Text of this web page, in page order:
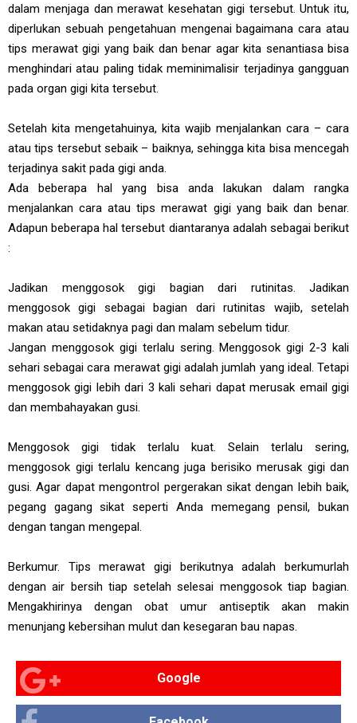
dalam menjaga dan merawat kesehatan gigi tersebut. Untuk itu,
diperlukan sebuah pengetahuan mengenai bagaimana cara atau
tips merawat gigi yang baik dan benar agar kita senantiasa bisa
menghindari atau paling tidak meminimalisir terjadinya gangguan
pada organ gigi kita tersebut.
Setelah kita mengetahuinya, kita wajib menjalankan cara – cara
atau tips tersebut sebaik – baiknya, sehingga kita bisa mencegah
terjadinya sakit pada gigi anda.
Ada beberapa hal yang bisa anda lakukan dalam rangka
menjalankan cara atau tips merawat gigi yang baik dan benar.
Adapun beberapa hal tersebut diantaranya adalah sebagai berikut
:
Jadikan menggosok gigi bagian dari rutinitas. Jadikan
menggosok gigi sebagai bagian dari rutinitas wajib, setelah
makan atau setidaknya pagi dan malam sebelum tidur.
Jangan menggosok gigi terlalu sering. Menggosok gigi 2-3 kali
sehari sebagai cara merawat gigi adalah jumlah yang ideal. Tetapi
menggosok gigi lebih dari 3 kali sehari dapat merusak email gigi
dan membahayakan gusi.
Menggosok gigi tidak terlalu kuat. Selain terlalu sering,
menggosok gigi terlalu kencang juga berisiko merusak gigi dan
gusi. Agar dapat mengontrol pergerakan sikat dengan lebih baik,
pegang gagang sikat seperti Anda memegang pensil, bukan
dengan tangan mengepal.
Berkumur. Tips merawat gigi berikutnya adalah berkumurlah
dengan air bersih tiap setelah selesai menggosok tiap bagian.
Mengakhirinya dengan obat umur antiseptik akan makin
menunjang kebersihan mulut dan kesegaran bau napas.
Google